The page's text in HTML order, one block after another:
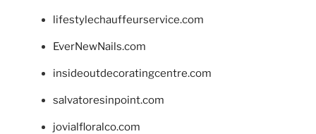
lifestylechauffeurservice.com
EverNewNails.com
insideoutdecoratingcentre.com
salvatoresinpoint.com
jovialfloralco.com